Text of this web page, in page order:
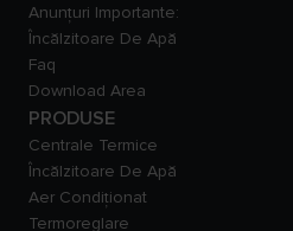
Anunțuri Importante:
Încălzitoare De Apă
Faq
Download Area
PRODUSE
Centrale Termice
Încălzitoare De Apă
Aer Condiționat
Termoreglare